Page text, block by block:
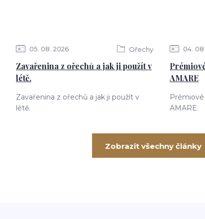
05 08 2026 Ořechy
Zavařenina z ořechů a jak ji použít v
létě.
Zavařenina z ořechů a jak ji použít v
létě.
04 08
AMARE
AMARE.
Zobrazit všechny články